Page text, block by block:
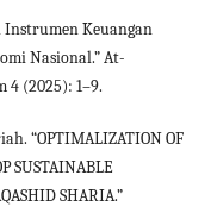
Instrumen Keuangan
Nasional.” At-
(2025): 1–9.
“OPTIMALIZATION OF
SUSTAINABLE
SHARIA.”